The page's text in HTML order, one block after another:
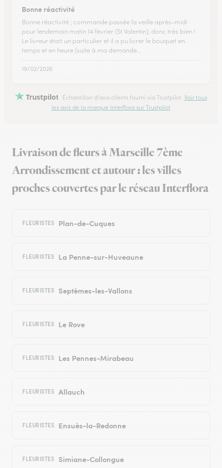
Bonne réactivité
Bonne réactivité ; commande passée la veille après-midi
pour lendemain matin 14 février (St Valentin), donc très bien !
Le livreur était un particulier et il a pu livrer le bouquet en
temps et en heure (suite à ma demande…
19/02/2026
Trustpilot Échantillon d'avis clients fourni via Trustpilot. Voir tous
les avis de la marque Interflora sur Trustpilot
Livraison de fleurs à Marseille 7ème
Arrondissement et autour : les villes
proches couvertes par le réseau Interflora
FLEURISTES Plan-de-Cuques
FLEURISTES La Penne-sur-Huveaune
FLEURISTES Septèmes-les-Vallons
FLEURISTES Le Rove
FLEURISTES Les Pennes-Mirabeau
FLEURISTES Allauch
FLEURISTES Ensuès-la-Redonne
FLEURISTES Simiane-Collongue